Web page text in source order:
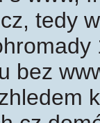
tedy
bez